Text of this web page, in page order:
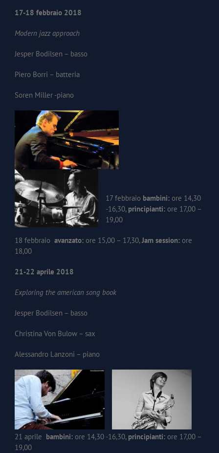
17-18 febbraio 2018
Modern jazz approach
Jesper Bodilsen – basso
Piero Borri – batteria
Soren Miller -piano
17 febbraio bambini: ore 14,30
-16,30, principianti: ore 17,00 –
19,00
18 febbraio avanzato: ore 15,00 – 17,30,Jam session: ore
18,00
21-22 aprile 2018
Exploring the american song book
Jesper Bodilsen – basso
Christina Von Bulow – sax
Alessandro Lanzoni – piano
21 aprile bambini: ore 14,30 -16,30, principianti: ore 17,00 –
19,00